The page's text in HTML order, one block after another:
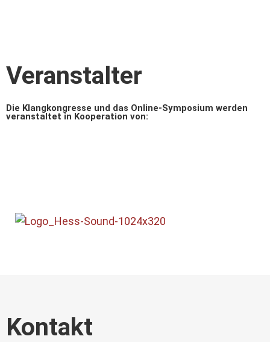
Veranstalter
Die Klangkongresse und das Online-Symposium werden
veranstaltet in Kooperation von:
Kontakt